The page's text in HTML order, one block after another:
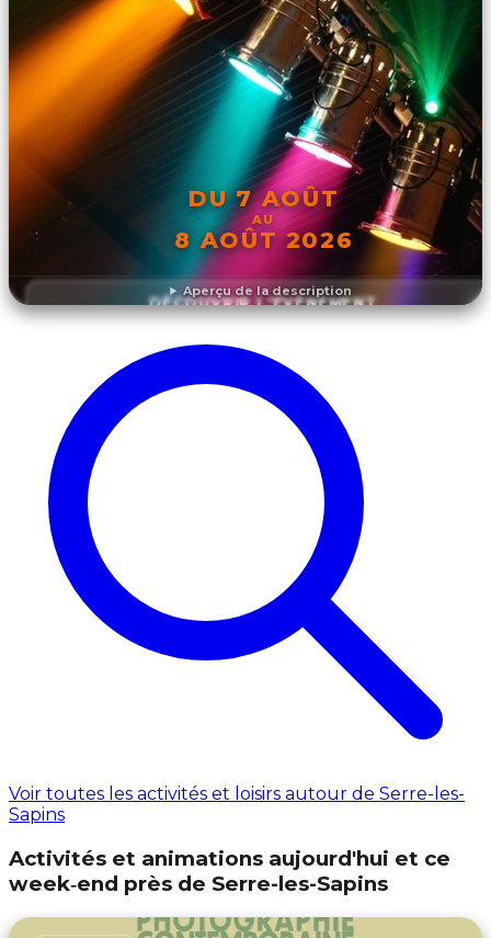
Aperçu de la description
DU 7 AOÛT
AU
8 AOÛT 2026
DÉCOUVRIR L'ÉVÉNEMENT
Voir toutes les activités et loisirs autour de Serre-les-
Sapins
Activités et animations aujourd'hui et ce
week‑end près de Serre-les-Sapins